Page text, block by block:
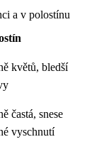
a v polostínu
květů, bledší
častá, snese
vyschnutí